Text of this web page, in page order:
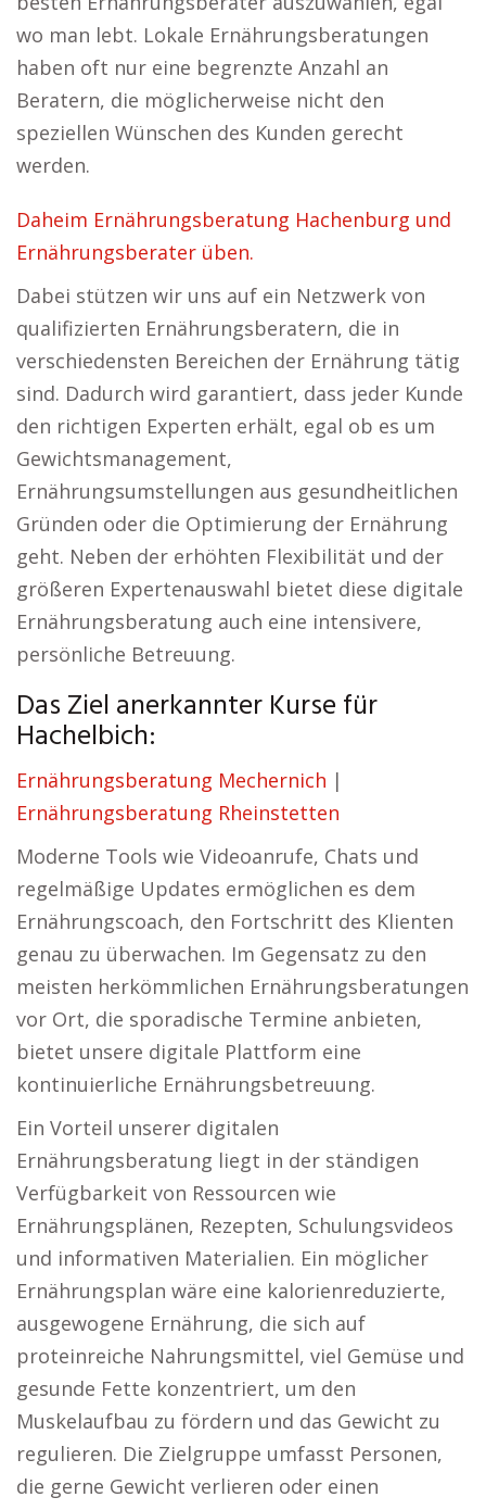
wo man lebt. Lokale Ernährungsberatungen
haben oft nur eine begrenzte Anzahl an
Beratern, die möglicherweise nicht den
speziellen Wünschen des Kunden gerecht
werden.
Daheim Ernährungsberatung Hachenburg und
Ernährungsberater üben.
Dabei stützen wir uns auf ein Netzwerk von
qualifizierten Ernährungsberatern, die in
verschiedensten Bereichen der Ernährung tätig
sind. Dadurch wird garantiert, dass jeder Kunde
den richtigen Experten erhält, egal ob es um
Gewichtsmanagement,
Ernährungsumstellungen aus gesundheitlichen
Gründen oder die Optimierung der Ernährung
geht. Neben der erhöhten Flexibilität und der
größeren Expertenauswahl bietet diese digitale
Ernährungsberatung auch eine intensivere,
persönliche Betreuung.
Das Ziel anerkannter Kurse für
Hachelbich:
Ernährungsberatung Mechernich |
Ernährungsberatung Rheinstetten
Moderne Tools wie Videoanrufe, Chats und
regelmäßige Updates ermöglichen es dem
Ernährungscoach, den Fortschritt des Klienten
genau zu überwachen. Im Gegensatz zu den
meisten herkömmlichen Ernährungsberatungen
vor Ort, die sporadische Termine anbieten,
bietet unsere digitale Plattform eine
kontinuierliche Ernährungsbetreuung.
Ein Vorteil unserer digitalen
Ernährungsberatung liegt in der ständigen
Verfügbarkeit von Ressourcen wie
Ernährungsplänen, Rezepten, Schulungsvideos
und informativen Materialien. Ein möglicher
Ernährungsplan wäre eine kalorienreduzierte,
ausgewogene Ernährung, die sich auf
proteinreiche Nahrungsmittel, viel Gemüse und
gesunde Fette konzentriert, um den
Muskelaufbau zu fördern und das Gewicht zu
regulieren. Die Zielgruppe umfasst Personen,
die gerne Gewicht verlieren oder einen